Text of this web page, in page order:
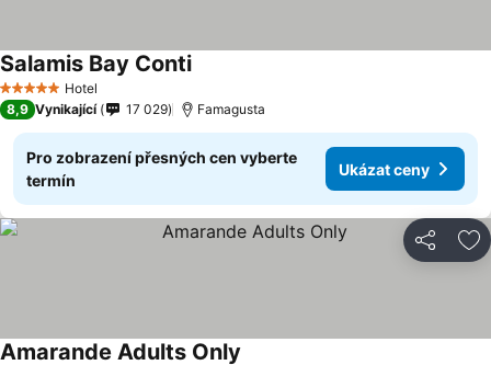
5 Počet hvězdiček
Hotel
Salamis Bay Conti
8,9 Vynikající 17 029 Famagusta
Pro zobrazení přesných cen vyberte
termín
Ukázat ceny
Sdílet
Amarande Adults Only